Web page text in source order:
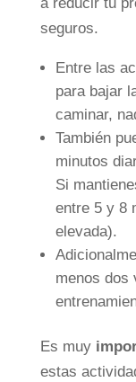
a reducir tu
seguros.
Entre las
para bajar
caminar,
También
minutos
Si
entre 5 y 8
elevada).
menos dos
Es muy
estas